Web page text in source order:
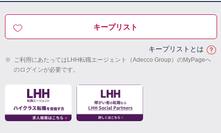
キープリスト
キープリストとは
※ ご利用にあたってはLHH転職エージェント（Adecco Group）のMyPageへ
のログインが必要です。